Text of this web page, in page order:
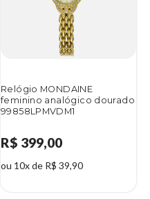
Relógio MONDAINE
feminino analógico dourado
99858LPMVDM1
R$ 399,00
ou 10x de R$ 39,90